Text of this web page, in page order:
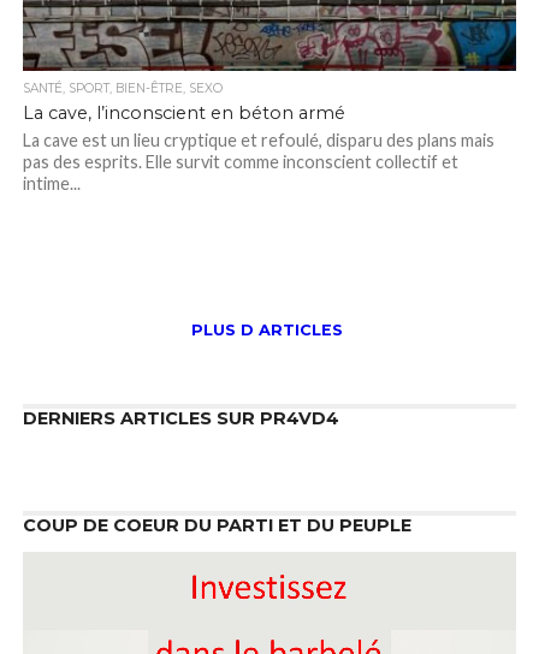
SANTÉ, SPORT, BIEN-ÊTRE, SEXO
La cave, l’inconscient en béton armé
La cave est un lieu cryptique et refoulé, disparu des plans mais
pas des esprits. Elle survit comme inconscient collectif et
intime...
PLUS D ARTICLES
DERNIERS ARTICLES SUR PR4VD4
COUP DE COEUR DU PARTI ET DU PEUPLE